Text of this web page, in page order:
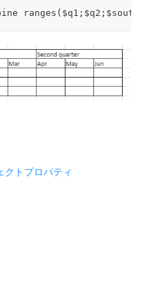
ranges($q1;$q2;$south))
トプロパティ